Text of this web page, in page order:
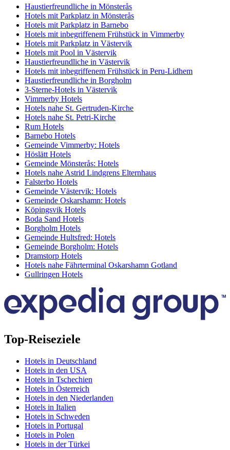
Haustierfreundliche in Mönsterås
Hotels mit Parkplatz in Mönsterås
Hotels mit Parkplatz in Barnebo
Hotels mit inbegriffenem Frühstück in Vimmerby
Hotels mit Parkplatz in Västervik
Hotels mit Pool in Västervik
Haustierfreundliche in Västervik
Hotels mit inbegriffenem Frühstück in Peru-Lidhem
Haustierfreundliche in Borgholm
3-Sterne-Hotels in Västervik
Vimmerby Hotels
Hotels nahe St. Gertruden-Kirche
Hotels nahe St. Petri-Kirche
Rum Hotels
Barnebo Hotels
Gemeinde Vimmerby: Hotels
Höslätt Hotels
Gemeinde Mönsterås: Hotels
Hotels nahe Astrid Lindgrens Elternhaus
Falsterbo Hotels
Gemeinde Västervik: Hotels
Gemeinde Oskarshamn: Hotels
Köpingsvik Hotels
Boda Sand Hotels
Borgholm Hotels
Gemeinde Hultsfred: Hotels
Gemeinde Borgholm: Hotels
Dramstorp Hotels
Hotels nahe Fährterminal Oskarshamn Gotland
Gullringen Hotels
Top-Reiseziele
Hotels in Deutschland
Hotels in den USA
Hotels in Tschechien
Hotels in Österreich
Hotels in den Niederlanden
Hotels in Italien
Hotels in Schweden
Hotels in Portugal
Hotels in Polen
Hotels in der Türkei